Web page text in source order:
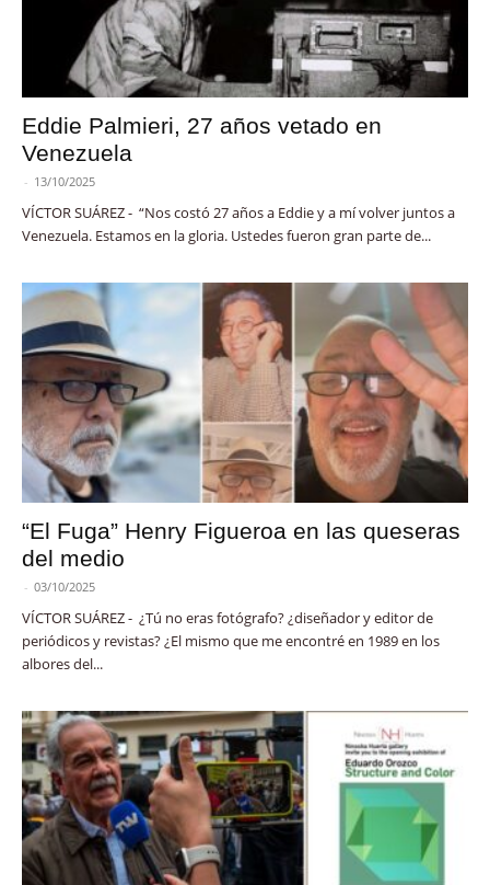
Eddie Palmieri, 27 años vetado en
Venezuela
- 13/10/2025
VÍCTOR SUÁREZ - “Nos costó 27 años a Eddie y a mí volver juntos a
Venezuela. Estamos en la gloria. Ustedes fueron gran parte de...
“El Fuga” Henry Figueroa en las queseras
del medio
- 03/10/2025
VÍCTOR SUÁREZ - ¿Tú no eras fotógrafo? ¿diseñador y editor de
periódicos y revistas? ¿El mismo que me encontré en 1989 en los
albores del...